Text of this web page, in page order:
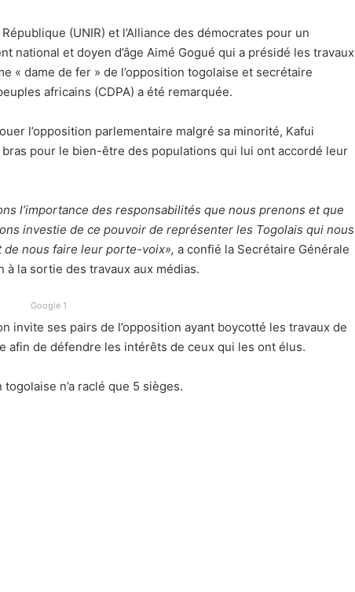
(UNIR) et l’Alliance des démocrates pour un
national et doyen d’âge Aimé Gogué qui a présidé les travaux
« dame de fer » de l’opposition togolaise et secrétaire
africains (CDPA) a été remarquée.
l’opposition parlementaire malgré sa minorité, Kafui
pour le bien-être des populations qui lui ont accordé leur
l’importance des responsabilités que nous prenons et que
investie de ce pouvoir de représenter les Togolais qui nous
nous faire leur porte-voix», a confié la Secrétaire Générale
à la sortie des travaux aux médias.
Google 1
invite ses pairs de l’opposition ayant boycotté les travaux de
afin de défendre les intérêts de ceux qui les ont élus.
n’a raclé que 5 sièges.